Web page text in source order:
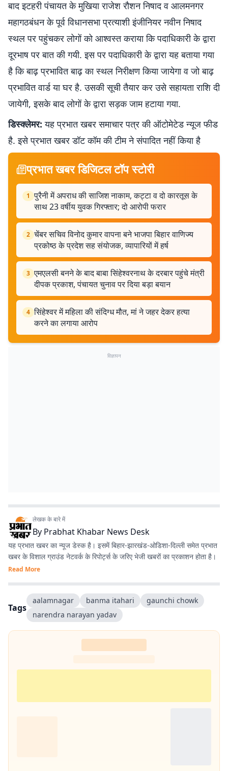
बाद इटहरी पंचायत के मुखिया राजेश रौशन निषाद व आलमनगर
महागठबंधन के पूर्व विधानसभा प्रत्याशी इंजीनियर नवीन निषाद
स्थल पर पहुंचकर लोगों को आश्वस्त कराया कि पदाधिकारी के द्वारा
दूरभाष पर बात की गयी. इस पर पदाधिकारी के द्वारा यह बताया गया
है कि बाढ़ प्रभावित बाढ़ का स्थल निरीक्षण किया जायेगा व जो बाढ़
प्रभावित वार्ड या घर है. उसकी सूची तैयार कर उसे सहायता राशि दी
जायेगी, इसके बाद लोगों के द्वारा सड़क जाम हटाया गया.
डिस्क्लेमर: यह प्रभात खबर समाचार पत्र की ऑटोमेटेड न्यूज फीड
है. इसे प्रभात खबर डॉट कॉम की टीम ने संपादित नहीं किया है
प्रभात खबर डिजिटल टॉप स्टोरी
1 पुरैनी में अपराध की साजिश नाकाम, कट्टा व दो कारतूस के
साथ 23 वर्षीय युवक गिरफ्तार; दो आरोपी फरार
2 चेंबर सचिव विनोद कुमार वापना बने भाजपा बिहार वाणिज्य
प्रकोष्ठ के प्रदेश सह संयोजक, व्यापारियों में हर्ष
3 एमएलसी बनने के बाद बाबा सिंहेश्वरनाथ के दरबार पहुंचे मंत्री
दीपक प्रकाश, पंचायत चुनाव पर दिया बड़ा बयान
4 सिंहेश्वर में महिला की संदिग्ध मौत, मां ने जहर देकर हत्या
करने का लगाया आरोप
विज्ञापन
लेखक के बारे में
By Prabhat Khabar News Desk
यह प्रभात खबर का न्यूज डेस्क है। इसमें बिहार-झारखंड-ओडिशा-दिल्‍ली समेत प्रभात
खबर के विशाल ग्राउंड नेटवर्क के रिपोर्ट्स के जरिए भेजी खबरों का प्रकाशन होता है।
Read More
Tags
aalamnagar banma itahari
gaunchi chowk
narendra narayan yadav